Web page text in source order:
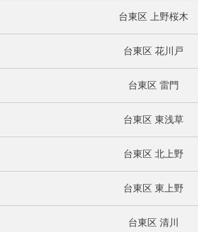
台東区 上野桜木
台東区 花川戸
台東区 雷門
台東区 東浅草
台東区 北上野
台東区 東上野
台東区 清川